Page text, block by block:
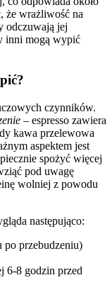
że wrażliwość na
odczuwają jej
inni mogą wypić
czynników.
– espresso zawiera
kawa przelewowa
aspektem jest
spożyć więcej
pod uwagę
wolniej z powodu
następująco:
po przebudzeniu)
6-8 godzin przed